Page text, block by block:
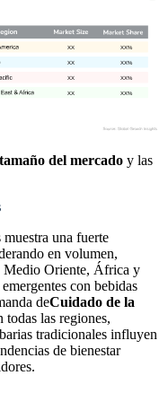
XX%
XX
XX%
XX
XX%
XX
XX%
XX
tamaño del mercado y las
una fuerte
en volumen,
Medio Oriente, África y
con bebidas
deCuidado de la
todas las regiones,
tradicionales influyen
de bienestar